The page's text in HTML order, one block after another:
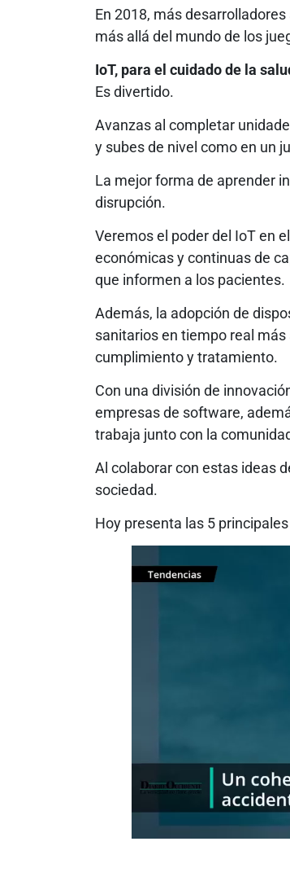
En 2018, más
más allá del mundo de los
IoT, para el cuidado de la
Es divertido.
Avanzas al completar
y subes de nivel como en un
La mejor forma de aprender
disrupción.
Veremos el poder del IoT en
económicas y continuas de
que informen a los pacientes.
Además, la adopción de
sanitarios en tiempo real
cumplimiento y tratamiento.
Con una división de
empresas de software,
trabaja junto con la
Al colaborar con estas ideas
sociedad.
Hoy presenta las 5